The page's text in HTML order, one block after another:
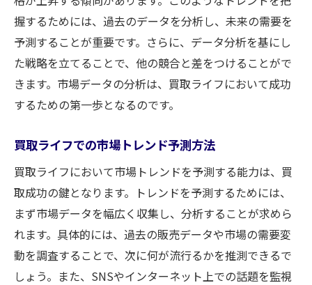
握するためには、過去のデータを分析し、未来の需要を
予測することが重要です。さらに、データ分析を基にし
た戦略を立てることで、他の競合と差をつけることがで
きます。市場データの分析は、買取ライフにおいて成功
するための第一歩となるのです。
買取ライフでの市場トレンド予測方法
買取ライフにおいて市場トレンドを予測する能力は、買
取成功の鍵となります。トレンドを予測するためには、
まず市場データを幅広く収集し、分析することが求めら
れます。具体的には、過去の販売データや市場の需要変
動を調査することで、次に何が流行るかを推測できるで
しょう。また、SNSやインターネット上での話題を監視